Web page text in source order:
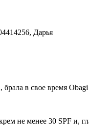
Дарья
в свое время
не менее 30 SPF и,